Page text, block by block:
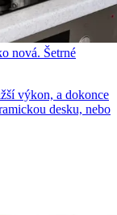
nová. Šetrné
výkon, a dokonce
desku, nebo